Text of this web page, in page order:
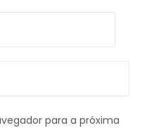
para a próxima